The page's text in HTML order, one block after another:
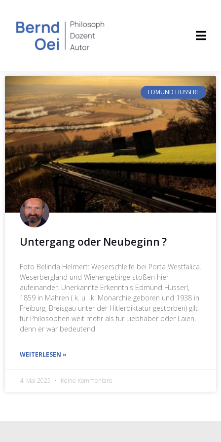
EDMUND HUSSERL
Untergang oder Neubeginn ?
Foto Belinda Helmert: Weserschleife bei Porta Westfalica.
Weserbergland und Wiehengebirge stoßen hier
aufeinander. Unerkannte Erkenntnis Edmund Husserl,
1859 in Mähren ( k. u . k. Monarchie geboren und 1938 in
Freiburg, Breisgau unter der Hitlerdiktatur gestorben) gilt
für Philosophen weit mehr als für Liebhaber oder Laien,
denn er war bedeutend
WEITERLESEN »
4. Mai 2025 Keine Kommentare